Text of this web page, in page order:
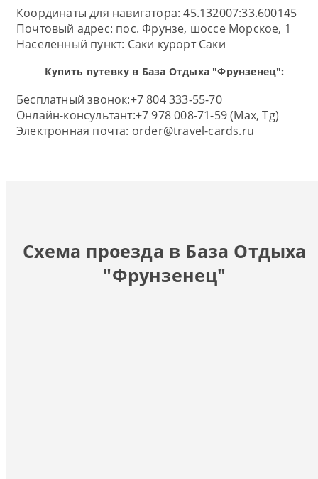
Координаты для навигатора: 45.132007:33.600145
Почтовый адрес: пос. Фрунзе, шоссе Морское, 1
Населенный пункт: Саки курорт Саки
Купить путевку в База Отдыха "Фрунзенец":
Бесплатный звонок:+7 804 333-55-70
Онлайн-консультант:+7 978 008-71-59 (Max, Tg)
Электронная почта: order@travel-cards.ru
Схема проезда в База Отдыха
"Фрунзенец"